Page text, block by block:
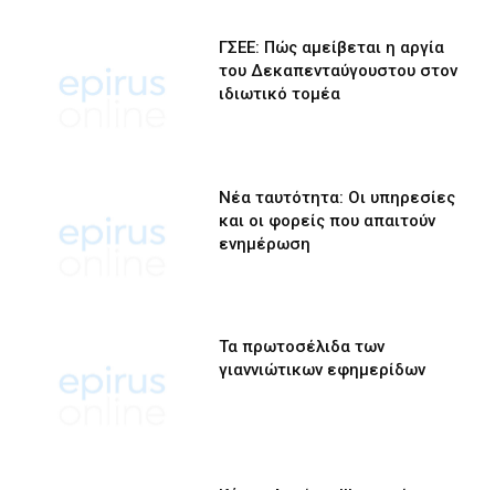
ΓΣΕΕ: Πώς αμείβεται η αργία
του Δεκαπενταύγουστου στον
ιδιωτικό τομέα
Νέα ταυτότητα: Οι υπηρεσίες
και οι φορείς που απαιτούν
ενημέρωση
Τα πρωτοσέλιδα των
γιαννιώτικων εφημερίδων